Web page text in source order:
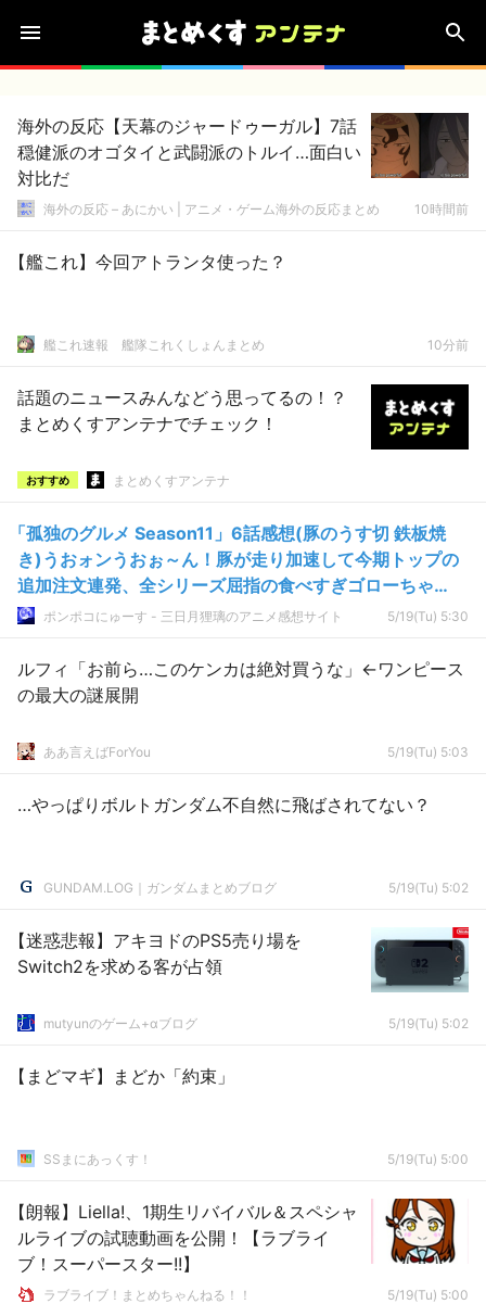
海外の反応【天幕のジャードゥーガル】7話
穏健派のオゴタイと武闘派のトルイ…面白い
対比だ
海外の反応 – あにかい | アニメ・ゲーム海外の反応まとめ 10時間前
【艦これ】今回アトランタ使った？
艦これ速報 艦隊これくしょんまとめ 10分前
話題のニュースみんなどう思ってるの！？
まとめくすアンテナでチェック！
おすすめ まとめくすアンテナ
「孤独のグルメ Season11」6話感想(豚のうす切 鉄板焼
き)うおォンうおぉ～ん！豚が走り加速して今期トップの
追加注文連発、全シリーズ屈指の食べすぎゴローちゃ
ん！！ポンポコにゅーす - 三日月狸璃のアニメ感想サイト 5/19(Tu) 5:30
ルフィ「お前ら…このケンカは絶対買うな」←ワンピース
の最大の謎展開
ああ言えばForYou 5/19(Tu) 5:03
…やっぱりボルトガンダム不自然に飛ばされてない？
GUNDAM.LOG｜ガンダムまとめブログ 5/19(Tu) 5:02
【迷惑悲報】アキヨドのPS5売り場を
Switch2を求める客が占領
mutyunのゲーム+αブログ 5/19(Tu) 5:02
【まどマギ】まどか「約束」
SSまにあっくす！ 5/19(Tu) 5:00
【朗報】Liella!、1期生リバイバル＆スペシャ
ルライブの試聴動画を公開！【ラブライ
ブ！スーパースター!!】
ラブライブ！まとめちゃんねる！！ 5/19(Tu) 5:00